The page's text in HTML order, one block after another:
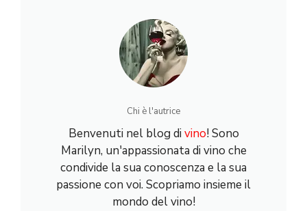
Chi è l'autrice
Benvenuti nel blog divino! Sono
Marilyn, un'appassionata di vino che
condivide la sua conoscenza e la sua
passione con voi. Scopriamo insieme il
mondo del vino!